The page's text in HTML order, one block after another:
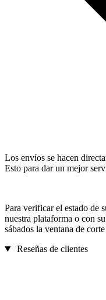
Los envíos se hacen
Esto para dar un mejor
Para verificar el estado de
nuestra plataforma o con
sábados la ventana de
Reseñas de clientes